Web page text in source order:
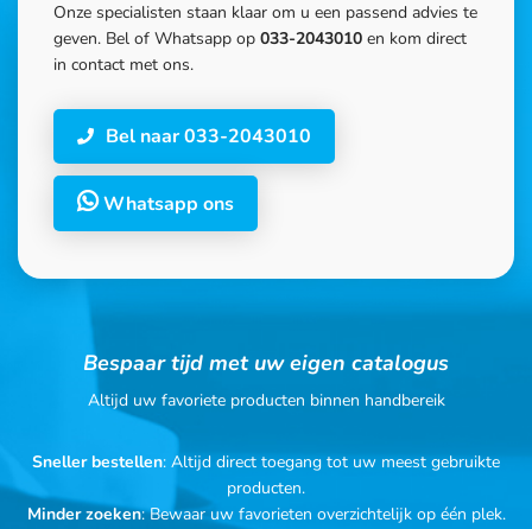
Onze specialisten staan klaar om u een passend advies te
geven. Bel of Whatsapp op 033-2043010 en kom direct
in contact met ons.
Bel naar 033-2043010
Whatsapp ons
Bespaar tijd met uw eigen catalogus
Altijd uw favoriete producten binnen handbereik
Sneller bestellen: Altijd direct toegang tot uw meest gebruikte
producten.
Minder zoeken: Bewaar uw favorieten overzichtelijk op één plek.